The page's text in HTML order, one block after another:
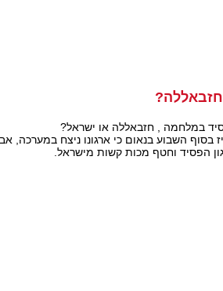
במלחמה , חזבאללה או ישראל?
השבוע בנאום כי ארגונו ניצח במערכה,
הפסיד וחטף מכות קשות מישראל.